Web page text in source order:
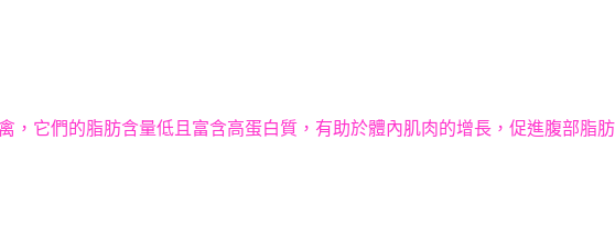
，它們的脂肪含量低且富含高蛋白質，有助於體內肌肉的增長，促進腹部脂肪